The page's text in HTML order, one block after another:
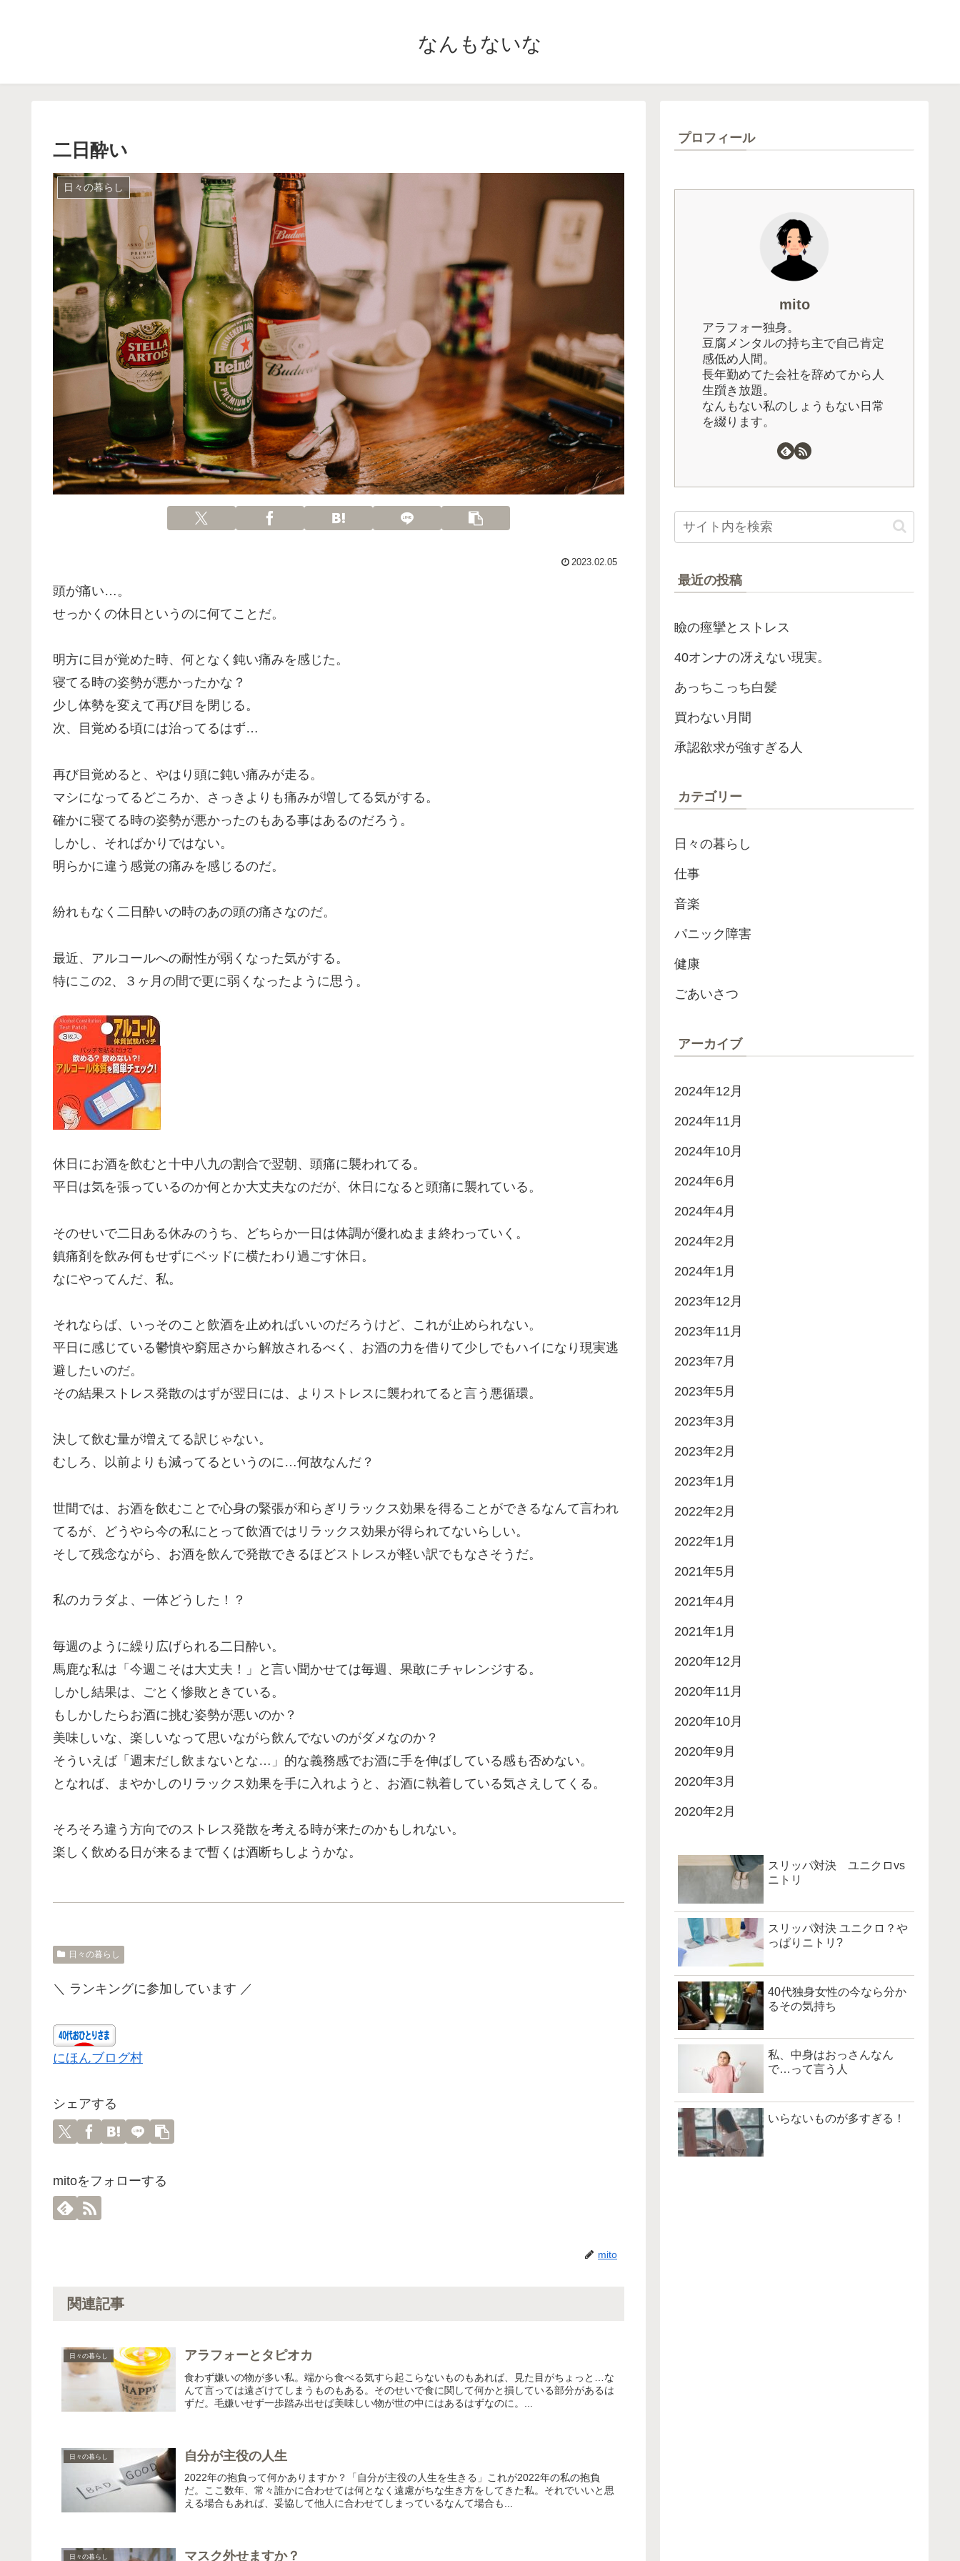
なんもないな
二日酔い
日々の暮らし
2023.02.05
頭が痛い…。
せっかくの休日というのに何てことだ。
明方に目が覚めた時、何となく鈍い痛みを感じた。
寝てる時の姿勢が悪かったかな？
少し体勢を変えて再び目を閉じる。
次、目覚める頃には治ってるはず…
再び目覚めると、やはり頭に鈍い痛みが走る。
マシになってるどころか、さっきよりも痛みが増してる気がする。
確かに寝てる時の姿勢が悪かったのもある事はあるのだろう。
しかし、そればかりではない。
明らかに違う感覚の痛みを感じるのだ。
紛れもなく二日酔いの時のあの頭の痛さなのだ。
最近、アルコールへの耐性が弱くなった気がする。
特にこの2、３ヶ月の間で更に弱くなったように思う。
休日にお酒を飲むと十中八九の割合で翌朝、頭痛に襲われてる。
平日は気を張っているのか何とか大丈夫なのだが、休日になると頭痛に襲れている。
そのせいで二日ある休みのうち、どちらか一日は体調が優れぬまま終わっていく。
鎮痛剤を飲み何もせずにベッドに横たわり過ごす休日。
なにやってんだ、私。
それならば、いっそのこと飲酒を止めればいいのだろうけど、これが止められない。
平日に感じている鬱憤や窮屈さから解放されるべく、お酒の力を借りて少しでもハイになり現実逃
避したいのだ。
その結果ストレス発散のはずが翌日には、よりストレスに襲われてると言う悪循環。
決して飲む量が増えてる訳じゃない。
むしろ、以前よりも減ってるというのに…何故なんだ？
世間では、お酒を飲むことで心身の緊張が和らぎリラックス効果を得ることができるなんて言われ
てるが、どうやら今の私にとって飲酒ではリラックス効果が得られてないらしい。
そして残念ながら、お酒を飲んで発散できるほどストレスが軽い訳でもなさそうだ。
私のカラダよ、一体どうした！？
毎週のように繰り広げられる二日酔い。
馬鹿な私は「今週こそは大丈夫！」と言い聞かせては毎週、果敢にチャレンジする。
しかし結果は、ごとく惨敗ときている。
もしかしたらお酒に挑む姿勢が悪いのか？
美味しいな、楽しいなって思いながら飲んでないのがダメなのか？
そういえば「週末だし飲まないとな…」的な義務感でお酒に手を伸ばしている感も否めない。
となれば、まやかしのリラックス効果を手に入れようと、お酒に執着している気さえしてくる。
そろそろ違う方向でのストレス発散を考える時が来たのかもしれない。
楽しく飲める日が来るまで暫くは酒断ちしようかな。
日々の暮らし
＼ ランキングに参加しています ／
にほんブログ村
シェアする
mitoをフォローする
mito
関連記事
日々の暮らし アラフォーとタピオカ
食わず嫌いの物が多い私。端から食べる気すら起こらないものもあれば、見た目がちょっと…な
んて言っては遠ざけてしまうものもある。そのせいで食に関して何かと損している部分があるは
ずだ。毛嫌いせず一歩踏み出せば美味しい物が世の中にはあるはずなのに。...
日々の暮らし 自分が主役の人生
2022年の抱負って何かありますか？「自分が主役の人生を生きる」これが2022年の私の抱負
だ。ここ数年、常々誰かに合わせては何となく遠慮がちな生き方をしてきた私。それでいいと思
える場合もあれば、妥協して他人に合わせてしまっているなんて場合も...
日々の暮らし マスク外せますか？
プロフィール
mito
アラフォー独身。
豆腐メンタルの持ち主で自己肯定
感低め人間。
長年勤めてた会社を辞めてから人
生躓き放題。
なんもない私のしょうもない日常
を綴ります。
最近の投稿
瞼の痙攣とストレス
40オンナの冴えない現実。
あっちこっち白髪
買わない月間
承認欲求が強すぎる人
カテゴリー
日々の暮らし
仕事
音楽
パニック障害
健康
ごあいさつ
アーカイブ
2024年12月
2024年11月
2024年10月
2024年6月
2024年4月
2024年2月
2024年1月
2023年12月
2023年11月
2023年7月
2023年5月
2023年3月
2023年2月
2023年1月
2022年2月
2022年1月
2021年5月
2021年4月
2021年1月
2020年12月
2020年11月
2020年10月
2020年9月
2020年3月
2020年2月
スリッパ対決 ユニクロvs
ニトリ
スリッパ対決 ユニクロ？や
っぱりニトリ?
40代独身女性の今なら分か
るその気持ち
私、中身はおっさんなん
で…って言う人
いらないものが多すぎる！